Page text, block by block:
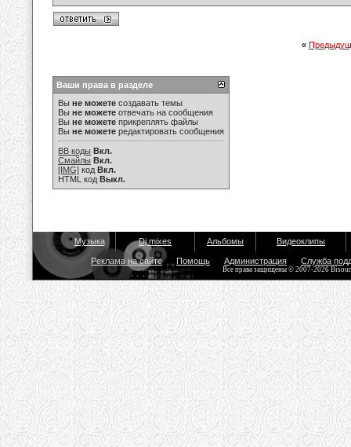
«
Ваши права в разделе
Вы не можете создавать темы
Вы не можете отвечать на сообщения
Вы не можете прикреплять файлы
Вы не можете редактировать сообщения
BB коды Вкл.
Смайлы Вкл.
[IMG] код Вкл.
HTML код Выкл.
Музыка Dj mixes Альбомы Видеоклипы
Реклама на сайте Помощь Администрация Служба
Все права защищены © 2007-2026